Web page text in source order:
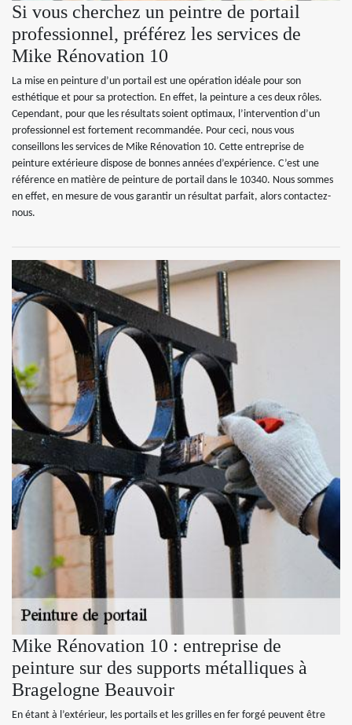
Si vous cherchez un peintre de portail
professionnel, préférez les services de
Mike Rénovation 10
La mise en peinture d’un portail est une opération idéale pour son
esthétique et pour sa protection. En effet, la peinture a ces deux rôles.
Cependant, pour que les résultats soient optimaux, l’intervention d’un
professionnel est fortement recommandée. Pour ceci, nous vous
conseillons les services de Mike Rénovation 10. Cette entreprise de
peinture extérieure dispose de bonnes années d’expérience. C’est une
référence en matière de peinture de portail dans le 10340. Nous sommes
en effet, en mesure de vous garantir un résultat parfait, alors contactez-
nous.
Mike Rénovation 10 : entreprise de
peinture sur des supports métalliques à
Bragelogne Beauvoir
En étant à l’extérieur, les portails et les grilles en fer forgé peuvent être